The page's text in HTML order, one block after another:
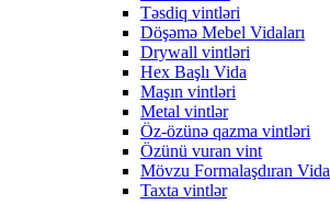
Təsdiq vintləri
Döşəmə Mebel Vidaları
Drywall vintləri
Hex Başlı Vida
Maşın vintləri
Metal vintlər
Öz-özünə qazma vintləri
Özünü vuran vint
Mövzu Formalaşdıran Vida
Taxta vintlər